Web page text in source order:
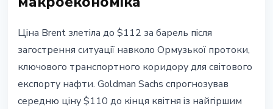
Ціна Brent злетіла до $112 за барель після
загострення ситуації навколо Ормузької протоки,
ключового транспортного коридору для світового
експорту нафти. Goldman Sachs спрогнозував
середню ціну $110 до кінця квітня із найгіршим